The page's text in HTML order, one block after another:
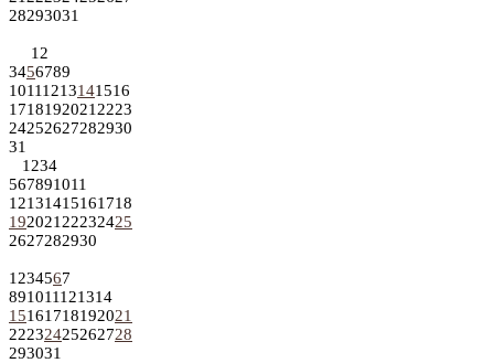
28293031
1 2
3456789
10111213141516
1718192021 2223
24252627282930
31
1 234
567891011
12131415161718
192021 22232425
2627282930
1 234567
891011121314
15161718192021
22232425262728
293031